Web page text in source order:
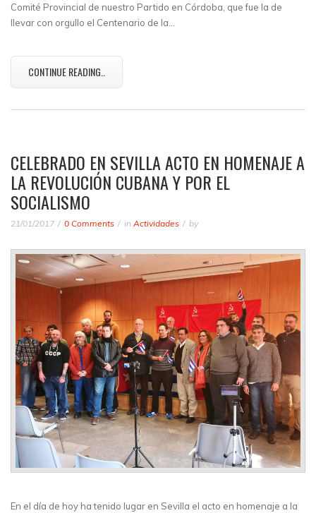
Comité Provincial de nuestro Partido en Córdoba, que fue la de
llevar con orgullo el Centenario de la…
CONTINUE READING..
CELEBRADO EN SEVILLA ACTO EN HOMENAJE A
LA REVOLUCIÓN CUBANA Y POR EL
SOCIALISMO
21/01/2017 0 Comments in Actividades by
En el día de hoy ha tenido lugar en Sevilla el acto en homenaje a la